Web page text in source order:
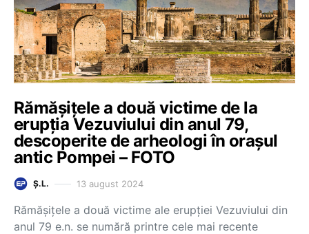
Rămășițele a două victime de la
erupția Vezuviului din anul 79,
descoperite de arheologi în orașul
antic Pompei – FOTO
Ș.L. 13 august 2024
Rămăşiţele a două victime ale erupţiei Vezuviului din
anul 79 e.n. se numără printre cele mai recente